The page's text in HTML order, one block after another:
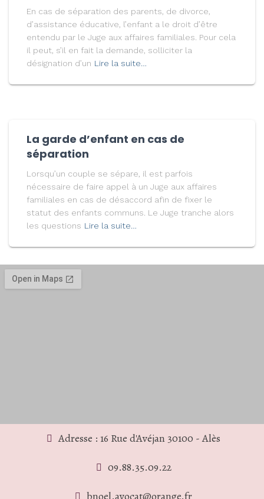
En cas de séparation des parents, de divorce,
d’assistance éducative, l’enfant a le droit d’être
entendu par le Juge aux affaires familiales. Pour cela
il peut, s’il en fait la demande, solliciter la
désignation d’un Lire la suite…
La garde d’enfant en cas de
séparation
Lorsqu’un couple se sépare, il est parfois
nécessaire de faire appel à un Juge aux affaires
familiales en cas de désaccord afin de fixer le
statut des enfants communs. Le Juge tranche alors
les questions Lire la suite…
Adresse : 16 Rue d'Avéjan 30100 - Alès
09.88.35.09.22
bnoel.avocat@orange.fr